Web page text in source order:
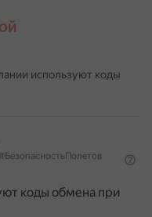
используют коды
#БезопасностьПолетов
коды обмена при